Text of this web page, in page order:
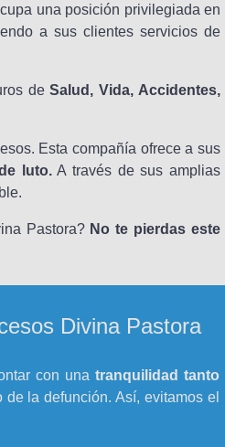
una posición privilegiada en
a sus clientes servicios de
deSalud, Vida, Accidentes,
Esta compañía ofrece a sus
luto.A través de sus amplias
Pastora? No te pierdas este
Divina Pastora
con una tranquilidad tanto
de la defunción. Así, evitamos el